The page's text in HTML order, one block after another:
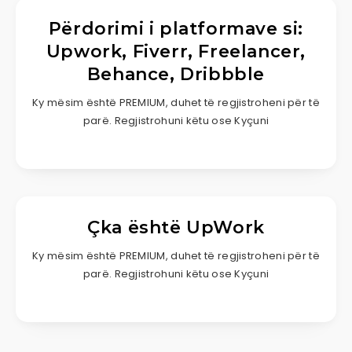
Përdorimi i platformave si:
Upwork, Fiverr, Freelancer,
Behance, Dribbble
Ky mësim është PREMIUM, duhet të regjistroheni për të
parë. Regjistrohuni këtu ose Kyçuni
Çka është UpWork
Ky mësim është PREMIUM, duhet të regjistroheni për të
parë. Regjistrohuni këtu ose Kyçuni